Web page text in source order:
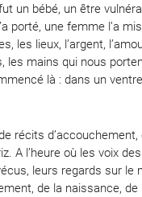
un bébé, un être
porté, une femme l’a
les lieux, l’argent,
les mains qui nous
là : dans un
récits
A l’heure où les voix
leurs regards sur le
de la naissance,